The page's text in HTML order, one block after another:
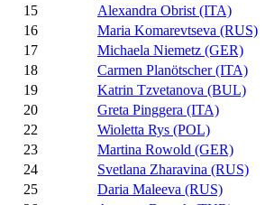
15
Alexandra Obrist (ITA)
16
Maria Komarevtseva (RUS)
17
Michaela Niemetz (GER)
18
Carmen Planötscher (ITA)
19
Katrin Tzvetanova (BUL)
20
Greta Pinggera (ITA)
22
Wioletta Rys (POL)
23
Martina Rowold (GER)
24
Svetlana Zharavina (RUS)
25
Daria Maleeva (RUS)